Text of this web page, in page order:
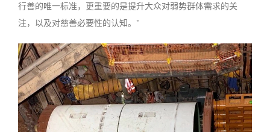
行善的唯一标准，更重要的是提升大众对弱势群体需求的关
注，以及对慈善必要性的认知。 ”